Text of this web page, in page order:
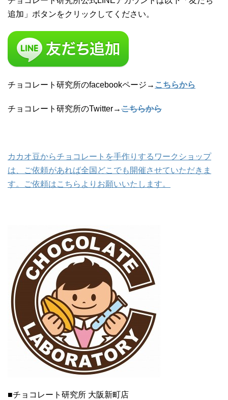
追加」ボタンをクリックしてください。
チョコレート研究所のfacebookページ→ こちらから
チョコレート研究所のTwitter→こちらから
カカオ豆からチョコレートを手作りするワークショップ
は、ご依頼があれば全国どこでも開催させていただきま
す。ご依頼はこちらよりお願いいたします。
■チョコレート研究所 大阪新町店